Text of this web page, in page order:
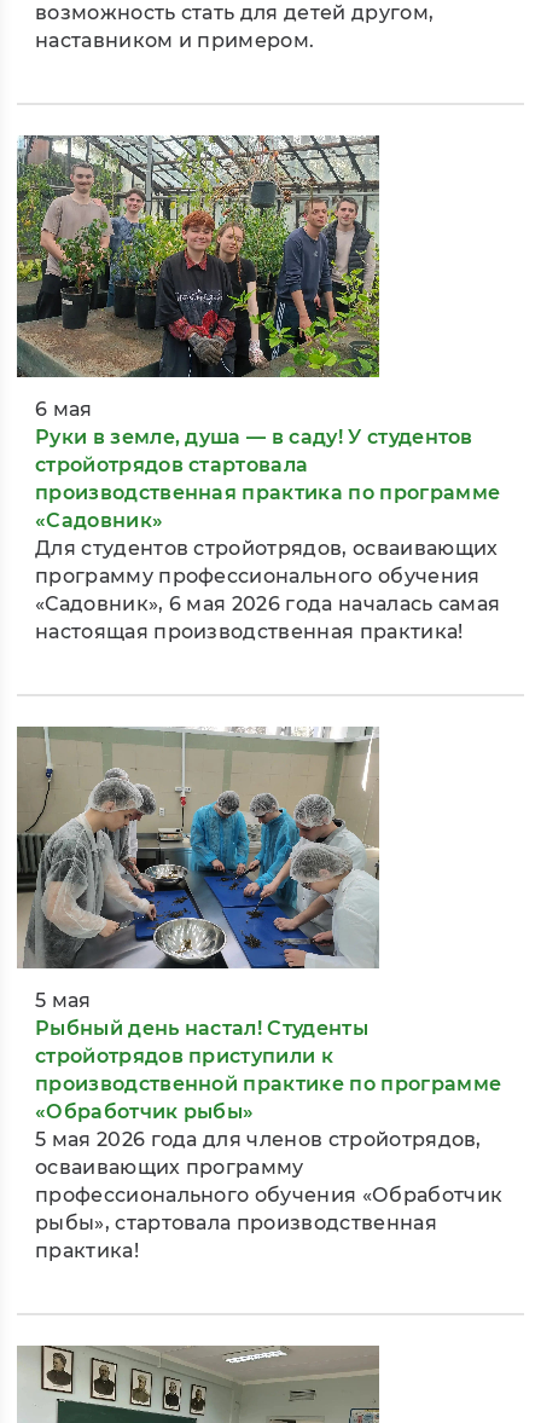
возможность стать для детей другом,
наставником и примером.
6 мая
Руки в земле, душа — в саду! У студентов
стройотрядов стартовала
производственная практика по программе
«Садовник»
Для студентов стройотрядов, осваивающих
программу профессионального обучения
«Садовник», 6 мая 2026 года началась самая
настоящая производственная практика!
5 мая
Рыбный день настал! Студенты
стройотрядов приступили к
производственной практике по программе
«Обработчик рыбы»
5 мая 2026 года для членов стройотрядов,
осваивающих программу
профессионального обучения «Обработчик
рыбы», стартовала производственная
практика!